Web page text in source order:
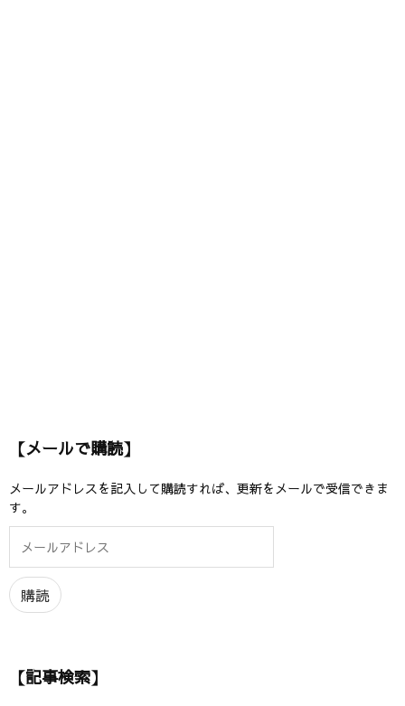
【メールで購読】
メールアドレスを記入して購読すれば、更新をメールで受信できま
す。
ル
ア
ド
購読
【記事検索】